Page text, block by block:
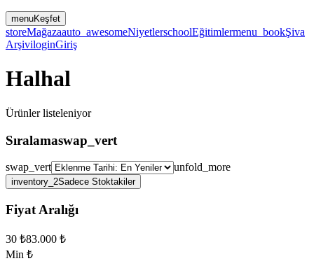
menuKeşfet
storeMağazaauto_awesomeNiyetlerschoolEğitimlermenu_bookŞiva
ArşiviloginGiriş
Halhal
Ürünlerlisteleniyor
Sıralamaswap_vert
swap_vert unfold_more
inventory_2Sadece Stoktakiler
Fiyat Aralığı
30 ₺83.000 ₺
Min ₺